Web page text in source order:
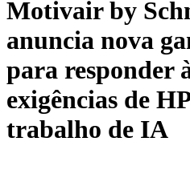
Motivair by
anuncia nova
para responder
exigências de
trabalho de IA